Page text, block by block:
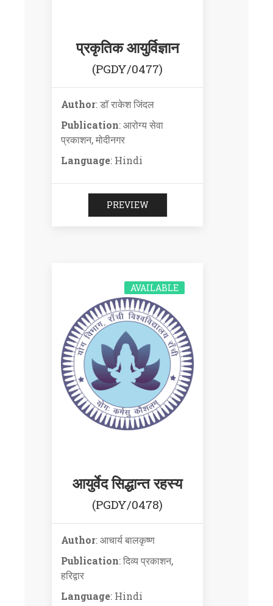
प्रकृतिक आयुर्विज्ञान
(PGDY/0477)
Author: डॉ राकेश जिंदल
Publication: आरोग्य सेवा
प्रकाशन, मोदीनगर
Language: Hindi
PREVIEW
आयुर्वेद सिद्धान्त रहस्य
(PGDY/0478)
AVAILABLE
Author: आचार्य बालकृष्ण
Publication: दिव्य प्रकाशन,
हरिद्वार
Language: Hindi